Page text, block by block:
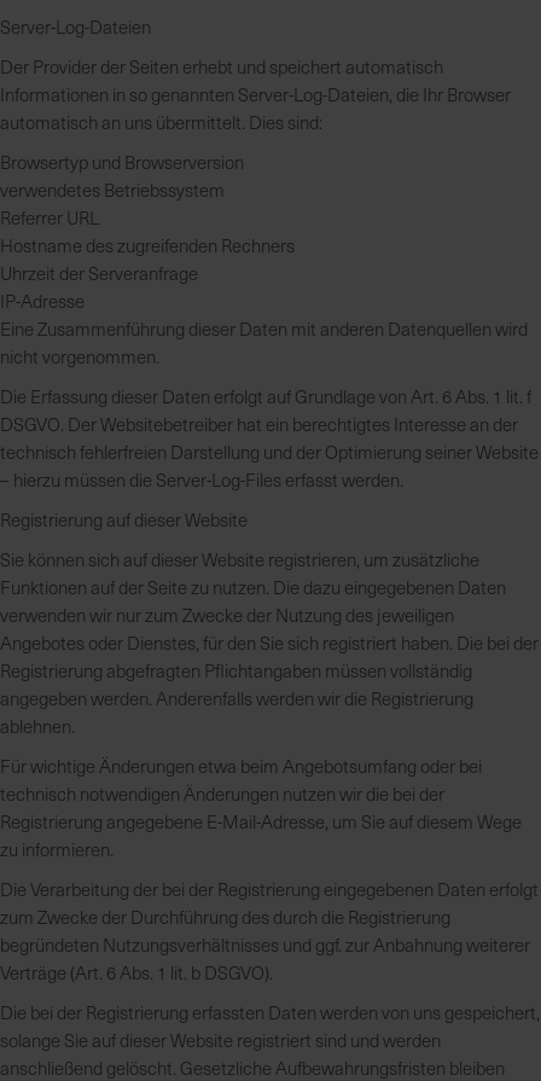
Server-Log-Dateien
Der Provider der Seiten erhebt und speichert automatisch
Informationen in so genannten Server-Log-Dateien, die Ihr Browser
automatisch an uns übermittelt. Dies sind:
Browsertyp und Browserversion
verwendetes Betriebssystem
Referrer URL
Hostname des zugreifenden Rechners
Uhrzeit der Serveranfrage
IP-Adresse
Eine Zusammenführung dieser Daten mit anderen Datenquellen wird
nicht vorgenommen.
Die Erfassung dieser Daten erfolgt auf Grundlage von Art. 6 Abs. 1 lit. f
DSGVO. Der Websitebetreiber hat ein berechtigtes Interesse an der
technisch fehlerfreien Darstellung und der Optimierung seiner Website
– hierzu müssen die Server-Log-Files erfasst werden.
Registrierung auf dieser Website
Sie können sich auf dieser Website registrieren, um zusätzliche
Funktionen auf der Seite zu nutzen. Die dazu eingegebenen Daten
verwenden wir nur zum Zwecke der Nutzung des jeweiligen
Angebotes oder Dienstes, für den Sie sich registriert haben. Die bei der
Registrierung abgefragten Pflichtangaben müssen vollständig
angegeben werden. Anderenfalls werden wir die Registrierung
ablehnen.
Für wichtige Änderungen etwa beim Angebotsumfang oder bei
technisch notwendigen Änderungen nutzen wir die bei der
Registrierung angegebene E-Mail-Adresse, um Sie auf diesem Wege
zu informieren.
Die Verarbeitung der bei der Registrierung eingegebenen Daten erfolgt
zum Zwecke der Durchführung des durch die Registrierung
begründeten Nutzungsverhältnisses und ggf. zur Anbahnung weiterer
Verträge (Art. 6 Abs. 1 lit. b DSGVO).
Die bei der Registrierung erfassten Daten werden von uns gespeichert,
solange Sie auf dieser Website registriert sind und werden
anschließend gelöscht. Gesetzliche Aufbewahrungsfristen bleiben